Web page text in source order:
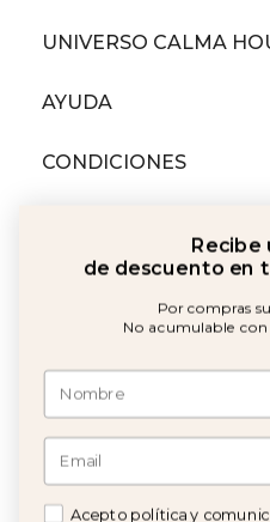
UNIVERSO CALMA
AYUDA
CONDICIONES
©2026 Copyright Calma
Recibe
de descuento en
Por compras
No acumulable
Acepto política y